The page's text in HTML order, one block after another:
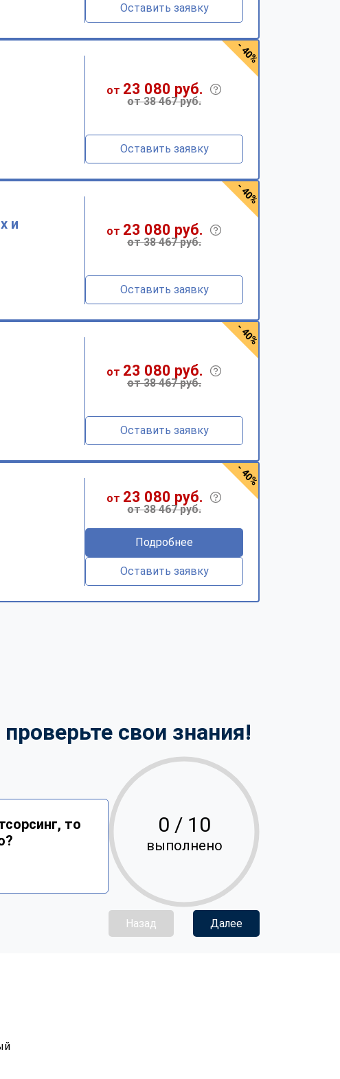
Оставить заявку
от 23 080 руб.
от 38 467 руб.
Оставить заявку
- 40%
и
от 23 080 руб.
от 38 467 руб.
Оставить заявку
- 40%
от 23 080 руб.
от 38 467 руб.
Оставить заявку
- 40%
от 23 080 руб.
от 38 467 руб.
Подробнее
Оставить заявку
- 40%
свои знания!
то
0 / 10
выполнено
Назад Далее